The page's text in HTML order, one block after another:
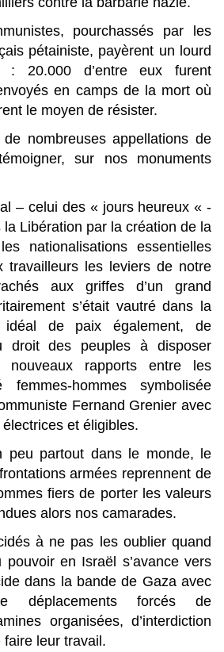
pourchassés par les
pétainiste, payèrent un lourd
: 20.000 d’entre eux furent
en camps de la mort où
le moyen de résister.
nombreuses appellations de
sur nos monuments
– celui des « jours heureux « -
Libération par la création de la
nationalisations essentielles
travailleurs les leviers de notre
aux griffes d’un grand
s’était vautré dans la
idéal de paix également, de
droit des peuples à disposer
nouveaux rapports entre les
femmes-hommes symbolisée
Fernand Grenier avec
électrices et éligibles.
peu partout dans le monde, le
armées reprennent de
fiers de porter les valeurs
alors nos camarades.
à ne pas les oublier quand
pouvoir en Israël s’avance vers
dans la bande de Gaza avec
déplacements forcés de
organisées, d’interdiction
leur travail.